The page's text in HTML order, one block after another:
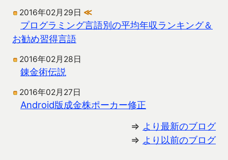
2016年02月29日 ≪
プログラミング言語別の平均年収ランキング＆
お勧め習得言語
2016年02月28日
錬金術伝説
2016年02月27日
Android版成金株ポーカー修正
⇒ より最新のブログ
⇒ より以前のブログ